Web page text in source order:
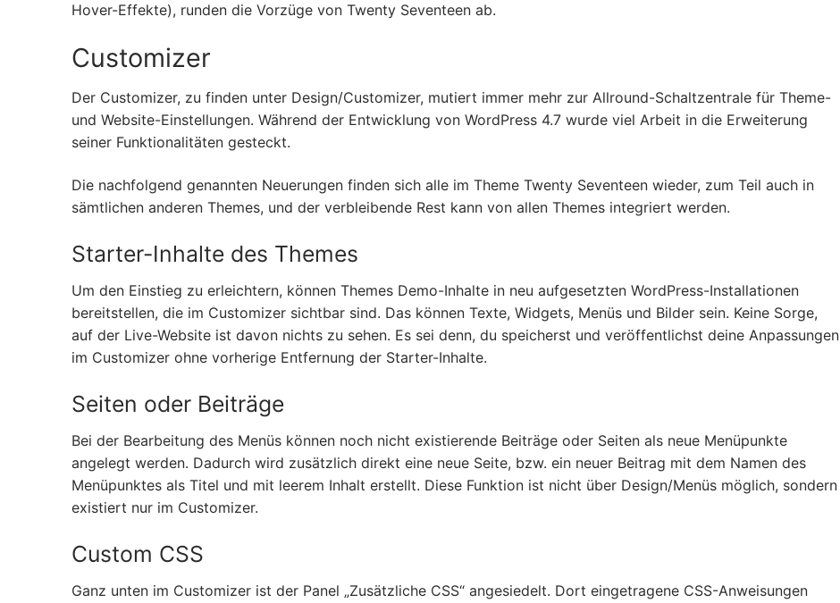
Hover-Effekte), runden die Vorzüge von Twenty Seventeen ab.
Customizer
Der Customizer, zu finden unter Design/Customizer, mutiert immer mehr zur Allround-Schaltzentrale für Theme-
und Website-Einstellungen. Während der Entwicklung von WordPress 4.7 wurde viel Arbeit in die Erweiterung
seiner Funktionalitäten gesteckt.
Die nachfolgend genannten Neuerungen finden sich alle im Theme Twenty Seventeen wieder, zum Teil auch in
sämtlichen anderen Themes, und der verbleibende Rest kann von allen Themes integriert werden.
Starter-Inhalte des Themes
Um den Einstieg zu erleichtern, können Themes Demo-Inhalte in neu aufgesetzten WordPress-Installationen
bereitstellen, die im Customizer sichtbar sind. Das können Texte, Widgets, Menüs und Bilder sein. Keine Sorge,
auf der Live-Website ist davon nichts zu sehen. Es sei denn, du speicherst und veröffentlichst deine Anpassungen
im Customizer ohne vorherige Entfernung der Starter-Inhalte.
Seiten oder Beiträge
Bei der Bearbeitung des Menüs können noch nicht existierende Beiträge oder Seiten als neue Menüpunkte
angelegt werden. Dadurch wird zusätzlich direkt eine neue Seite, bzw. ein neuer Beitrag mit dem Namen des
Menüpunktes als Titel und mit leerem Inhalt erstellt. Diese Funktion ist nicht über Design/Menüs möglich, sondern
existiert nur im Customizer.
Custom CSS
Ganz unten im Customizer ist der Panel „Zusätzliche CSS“ angesiedelt. Dort eingetragene CSS-Anweisungen